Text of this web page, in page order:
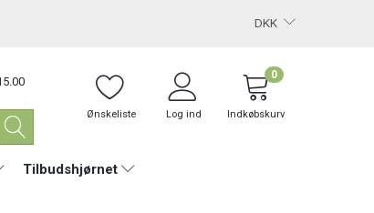
DKK
Ønskeliste Log ind Indkøbskurv
0
Tilbudshjørnet